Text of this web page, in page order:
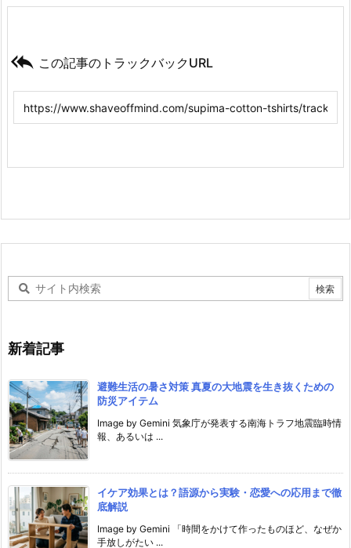
 この記事のトラックバックURL
新着記事
避難生活の暑さ対策 真夏の大地震を生き抜くための
防災アイテム
Image by Gemini 気象庁が発表する南海トラフ地震臨時情
報、あるいは ...
イケア効果とは？語源から実験・恋愛への応用まで徹
底解説
Image by Gemini 「時間をかけて作ったものほど、なぜか
手放しがたい ...